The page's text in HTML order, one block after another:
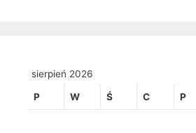
sierpień 2026
P W Ś C P